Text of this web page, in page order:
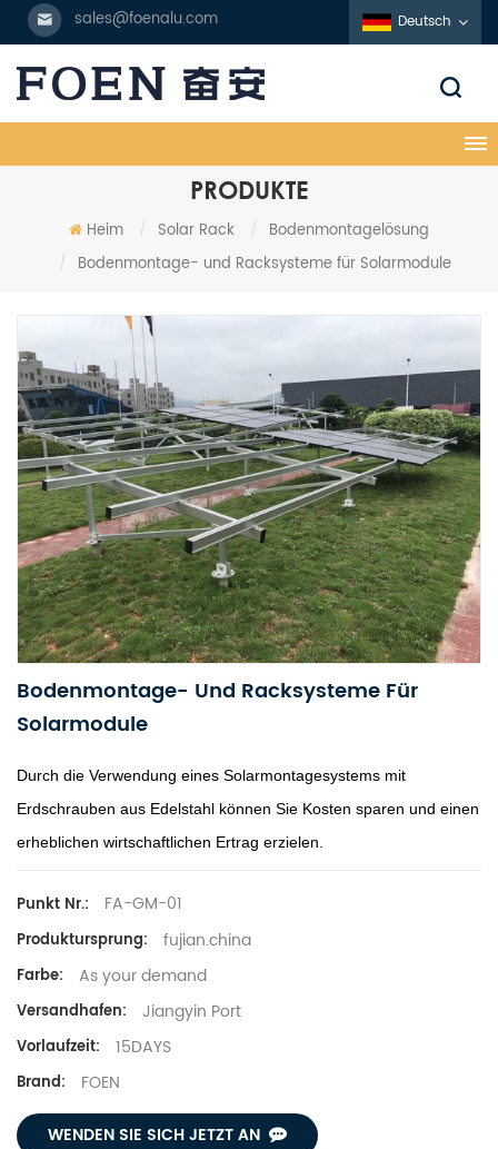
sales@foenalu.com Deutsch
PRODUKTE
Heim / Solar Rack /
Bodenmontagelösung
/
Bodenmontage- und Racksysteme für Solarmodule
Bodenmontage- Und Racksysteme Für
Solarmodule
Durch die Verwendung eines Solarmontagesystems mit
Erdschrauben aus Edelstahl können Sie Kosten sparen und einen
erheblichen wirtschaftlichen Ertrag erzielen.
Punkt Nr.: FA-GM-01
Produktursprung: fujian.china
Farbe: As your demand
Versandhafen: Jiangyin Port
Vorlaufzeit: 15DAYS
Brand: FOEN
WENDEN SIE SICH JETZT AN